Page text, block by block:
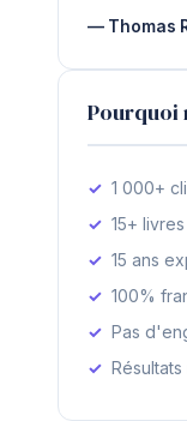
— Thomas
Pourquoi
1 000+
15+
15 ans
100%
Pas